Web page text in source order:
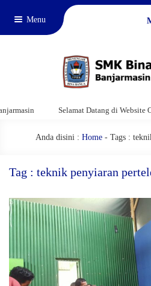
Menu
Selamat Datang di Website
Anda disini : Home- Tags :
Tag : teknik penyiaran